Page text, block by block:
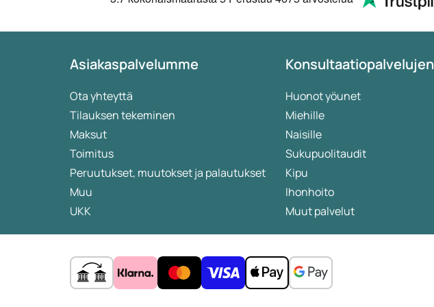
Asiakaspalvelumme
Ota yhteyttä
Tilauksen tekeminen
Maksut
Toimitus
Peruutukset, muutokset ja palautukset
Muu
UKK
Konsultaatiopalvelujen
Huonot yöunet
Miehille
Naisille
Sukupuolitaudit
Kipu
Ihonhoito
Muut palvelut